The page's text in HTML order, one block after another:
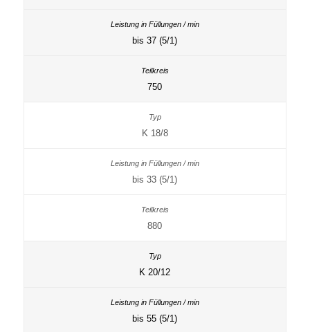
bis 37 (5/1)
750
K 18/8
bis 33 (5/1)
880
K 20/12
bis 55 (5/1)